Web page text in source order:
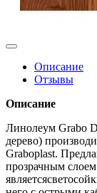
Описание
Отзывы
Описание
Линолеум Grabo
дерево)
Graboplast.
прозрачным